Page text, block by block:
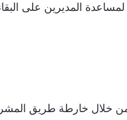
المشروع لمساعدة المديرين على
خلال خارطة طريق